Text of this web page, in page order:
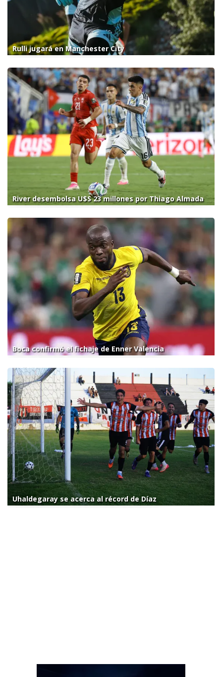
Rulli jugará en Manchester City
River desembolsa U$S 23 millones por Thiago Almada
Boca confirmó el fichaje de Enner Valencia
Uhaldegaray se acerca al récord de Díaz